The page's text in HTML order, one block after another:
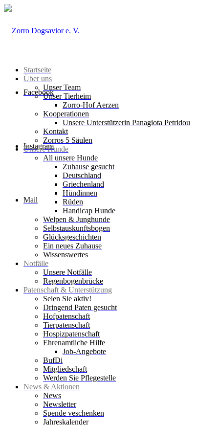
Facebook
Instagram
Mail
Startseite
Über uns
Unser Team
Unser Tierheim
Zorro-Hof Aerzen
Kooperationen
Unsere Unterstützerin Panagiota Petridou
Kontakt
Zorros 5 Säulen
Unsere Hunde
All unsere Hunde
Zuhause gesucht
Deutschland
Griechenland
Hündinnen
Rüden
Handicap Hunde
Welpen & Junghunde
Selbstauskunftsbogen
Glücksgeschichten
Ein neues Zuhause
Wissenswertes
Notfälle
Unsere Notfälle
Regenbogenbrücke
Patenschaft & Unterstützung
Seien Sie aktiv!
Dringend Paten gesucht
Hofpatenschaft
Tierpatenschaft
Hospizpatenschaft
Ehrenamtliche Hilfe
Job-Angebote
BufDi
Mitgliedschaft
Werden Sie Pflegestelle
News & Aktionen
News
Newsletter
Spende veschenken
Jahreskalender